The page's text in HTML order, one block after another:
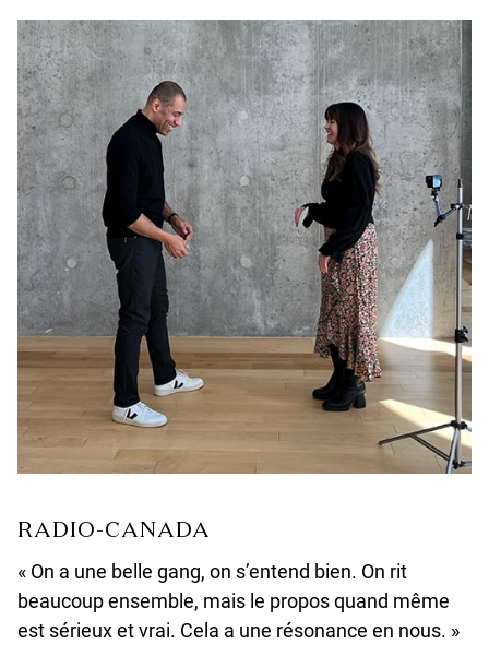
D
E
N
RADIO-CANADA
« On a une belle gang, on s’entend bien. On rit
beaucoup ensemble, mais le propos quand même
est sérieux et vrai. Cela a une résonance en nous. »